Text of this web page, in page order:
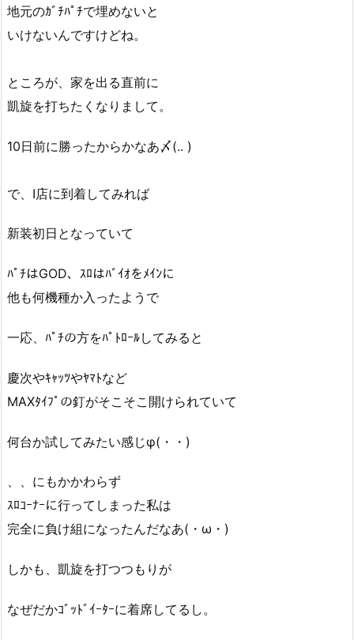
地元のｶﾞﾁﾊﾟﾁで埋めないと
いけないんですけどね。
ところが、家を出る直前に
凱旋を打ちたくなりまして。
10日前に勝ったからかなあ〆(.. )
で、I店に到着してみれば
新装初日となっていて
ﾊﾟﾁはGOD、ｽﾛはﾊﾞｲｵをﾒｲﾝに
他も何機種か入ったようで
一応、ﾊﾟﾁの方をﾊﾟﾄﾛｰﾙしてみると
慶次やｷｬｯﾂやﾔﾏﾄなど
MAXﾀｲﾌﾟの釘がそこそこ開けられていて
何台か試してみたい感じφ(・・)
、、にもかかわらず
ｽﾛｺｰﾅｰに行ってしまった私は
完全に負け組になったんだなあ(・ω・)
しかも、凱旋を打つつもりが
なぜだかｺﾞｯﾄﾞｲｰﾀｰに着席してるし。